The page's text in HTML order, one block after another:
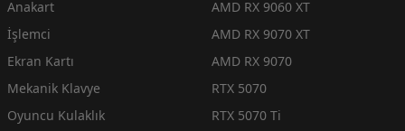
Anakart
İşlemci
Ekran Kartı
Mekanik Klavye
Oyuncu Kulaklık
AMD RX 9060 XT
AMD RX 9070 XT
AMD RX 9070
RTX 5070
RTX 5070 Ti